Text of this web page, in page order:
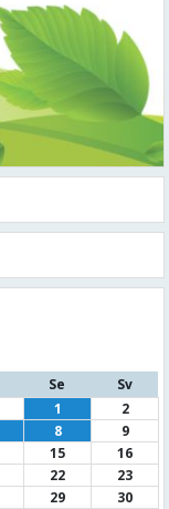
Se
Sv
1
2
8
9
15
16
22
23
29
30